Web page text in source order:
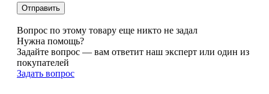
Вопрос по этому товару еще никто не задал
Нужна помощь?
Задайте вопрос — вам ответит наш эксперт или один из
покупателей
Задать вопрос